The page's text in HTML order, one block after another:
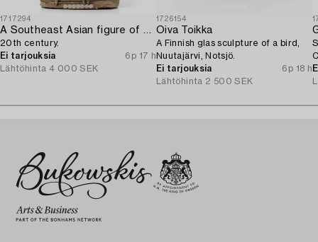
1717294
A Southeast Asian figure of a Buddha,
20th century.
Ei tarjouksia
6p 17 h
Lähtöhinta 4 000 SEK
1726154
Oiva Toikka
A Finnish glas sculpture of a bird,
Nuutajärvi, Notsjö.
Ei tarjouksia
6p 18 h
Lähtöhinta 2 500 SEK